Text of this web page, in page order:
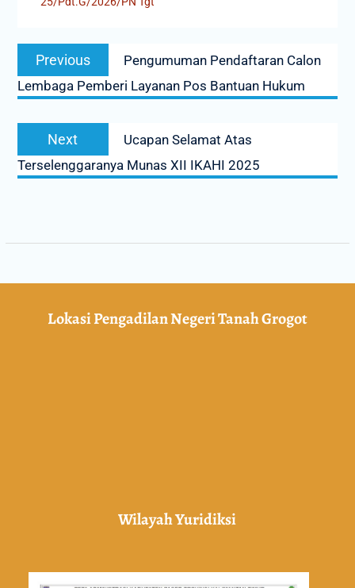
Previous
Pengumuman Pendaftaran Calon
Lembaga Pemberi Layanan Pos Bantuan Hukum
Next
Ucapan Selamat Atas
Terselenggaranya Munas XII IKAHI 2025
Lokasi Pengadilan Negeri Tanah Grogot
Wilayah Yuridiksi